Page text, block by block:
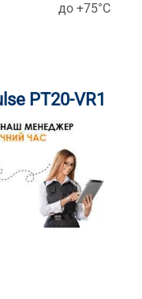
до +75°C
PT20-VR1